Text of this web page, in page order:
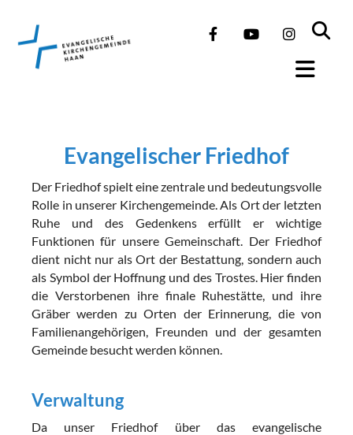
Evangelischer Friedhof
Der Friedhof spielt eine zentrale und bedeutungsvolle
Rolle in unserer Kirchengemeinde. Als Ort der letzten
Ruhe und des Gedenkens erfüllt er wichtige
Funktionen für unsere Gemeinschaft. Der Friedhof
dient nicht nur als Ort der Bestattung, sondern auch
als Symbol der Hoffnung und des Trostes. Hier finden
die Verstorbenen ihre finale Ruhestätte, und ihre
Gräber werden zu Orten der Erinnerung, die von
Familienangehörigen, Freunden und der gesamten
Gemeinde besucht werden können.
Verwaltung
Da unser Friedhof über das evangelische